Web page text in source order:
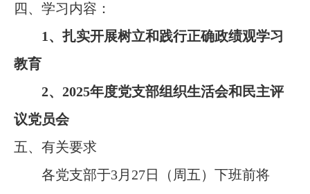
四、学习内容：
1、扎实开展树立和践行正确政绩观学习
教育
2、2025年度党支部组织生活会和民主评
议党员会
五、有关要求
各党支部于3月27日（周五） 下班前将